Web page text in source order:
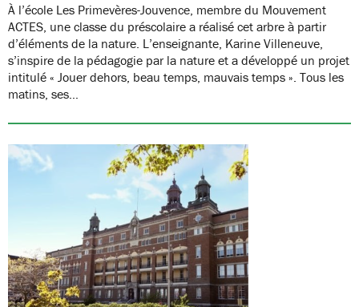
À l’école Les Primevères-Jouvence, membre du Mouvement
ACTES, une classe du préscolaire a réalisé cet arbre à partir
d’éléments de la nature. L’enseignante, Karine Villeneuve,
s’inspire de la pédagogie par la nature et a développé un projet
intitulé « Jouer dehors, beau temps, mauvais temps ». Tous les
matins, ses…